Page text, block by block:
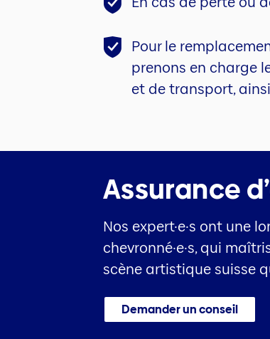
Pour le
prenons en charge
et de transport,
Assurance
Nos expert·e·s ont une
chevronné·e·s, qui
scène artistique suisse
Demander un conseil